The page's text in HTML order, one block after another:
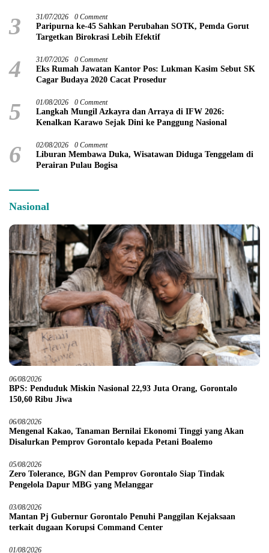
3 31/07/2026 0 Comment
Paripurna ke-45 Sahkan Perubahan SOTK, Pemda Gorut
Targetkan Birokrasi Lebih Efektif
4 31/07/2026 0 Comment
Eks Rumah Jawatan Kantor Pos: Lukman Kasim Sebut SK
Cagar Budaya 2020 Cacat Prosedur
5 01/08/2026 0 Comment
Langkah Mungil Azkayra dan Arraya di IFW 2026:
Kenalkan Karawo Sejak Dini ke Panggung Nasional
6 02/08/2026 0 Comment
Liburan Membawa Duka, Wisatawan Diduga Tenggelam di
Perairan Pulau Bogisa
Nasional
06/08/2026
BPS: Penduduk Miskin Nasional 22,93 Juta Orang, Gorontalo
150,60 Ribu Jiwa
06/08/2026
Mengenal Kakao, Tanaman Bernilai Ekonomi Tinggi yang Akan
Disalurkan Pemprov Gorontalo kepada Petani Boalemo
05/08/2026
Zero Tolerance, BGN dan Pemprov Gorontalo Siap Tindak
Pengelola Dapur MBG yang Melanggar
03/08/2026
Mantan Pj Gubernur Gorontalo Penuhi Panggilan Kejaksaan
terkait dugaan Korupsi Command Center
01/08/2026